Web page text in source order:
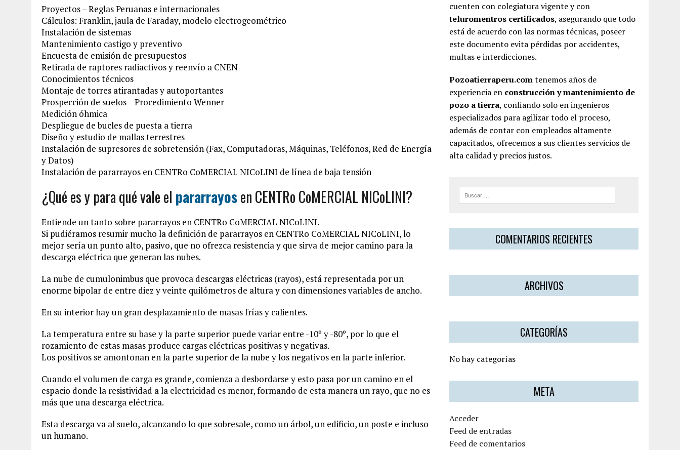
Proyectos – Reglas Peruanas e internacionales
Cálculos: Franklin, jaula de Faraday, modelo electrogeométrico
Instalación de sistemas
Mantenimiento castigo y preventivo
Encuesta de emisión de presupuestos
Retirada de raptores radiactivos y reenvío a CNEN
Conocimientos técnicos
Montaje de torres atirantadas y autoportantes
Prospección de suelos – Procedimiento Wenner
Medición óhmica
Despliegue de bucles de puesta a tierra
Diseño y estudio de mallas terrestres
Instalación de supresores de sobretensión (Fax, Computadoras, Máquinas, Teléfonos, Red de Energía
y Datos)
Instalación de pararrayos en CENTRo CoMERCIAL NICoLINI de línea de baja tensión
¿Qué es y para qué vale el pararrayosen CENTRo CoMERCIAL NICoLINI?
Entiende un tanto sobre pararrayos en CENTRo CoMERCIAL NICoLINI.
Si pudiéramos resumir mucho la definición de pararrayos en CENTRo CoMERCIAL NICoLINI, lo
mejor sería un punto alto, pasivo, que no ofrezca resistencia y que sirva de mejor camino para la
descarga eléctrica que generan las nubes.
La nube de cumulonimbus que provoca descargas eléctricas (rayos), está representada por un
enorme bipolar de entre diez y veinte quilómetros de altura y con dimensiones variables de ancho.
En su interior hay un gran desplazamiento de masas frías y calientes.
La temperatura entre su base y la parte superior puede variar entre -10º y -80º, por lo que el
rozamiento de estas masas produce cargas eléctricas positivas y negativas.
Los positivos se amontonan en la parte superior de la nube y los negativos en la parte inferior.
Cuando el volumen de carga es grande, comienza a desbordarse y esto pasa por un camino en el
espacio donde la resistividad a la electricidad es menor, formando de esta manera un rayo, que no es
más que una descarga eléctrica.
Esta descarga va al suelo, alcanzando lo que sobresale, como un árbol, un edificio, un poste e incluso
un humano.
cuenten con colegiatura vigente y con
teluromentros certificados, asegurando que todo
está de acuerdo con las normas técnicas, poseer
este documento evita pérdidas por accidentes,
multas e interdicciones.
Pozoatierraperu.comtenemos años de
experiencia en construcción y mantenimiento de
pozo a tierra, confiando solo en ingenieros
especializados para agilizar todo el proceso,
además de contar con empleados altamente
capacitados, ofrecemos a sus clientes servicios de
alta calidad y precios justos.
COMENTARIOS RECIENTES
ARCHIVOS
CATEGORÍAS
No hay categorías
META
Acceder
Feed de entradas
Feed de comentarios